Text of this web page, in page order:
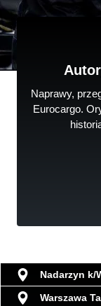
Naprawy,
Eurocargo.
Nadarzyn k/
Warszawa